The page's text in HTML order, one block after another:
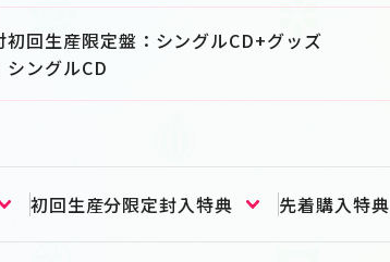
初回生産限定盤：シングルCD+グッズ
シングルCD
初回生産分限定封入特典 先着購入特典